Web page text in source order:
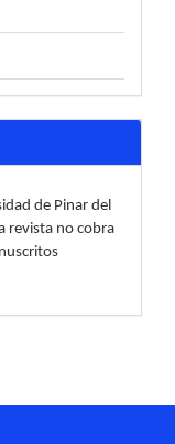
de Pinar del
revista no cobra